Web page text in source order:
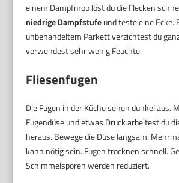
einem Dampfmop löst du die Flecken
niedrige Dampfstufeund teste eine Ecke.
unbehandeltem Parkett verzichtest du
verwendest sehr wenig Feuchte.
Fliesenfugen
Die Fugen in der Küche sehen dunkel aus.
Fugendüse und etwas Druck arbeitest du
heraus. Bewege die Düse langsam.
kann nötig sein. Fugen trocknen schnell.
Schimmelsporen werden reduziert.